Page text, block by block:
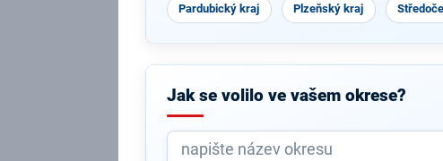
Pardubický kraj Plzeňský kraj
Jak se volilo ve vašem okrese?